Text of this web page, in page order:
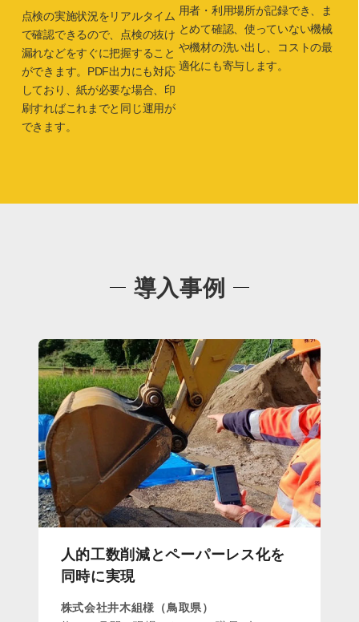
点検の実施状況をリアルタイム
で確認できるので、点検の抜け
漏れなどをすぐに把握すること
ができます。PDF出力にも対応
しており、紙が必要な場合、印
刷すればこれまでと同じ運用が
できます。
用者・利用場所が記録でき、ま
とめて確認、使っていない機械
や機材の洗い出し、コストの最
適化にも寄与します。
導入事例
人的工数削減とペーパーレス化を
同時に実現
株式会社井木組様（鳥取県）